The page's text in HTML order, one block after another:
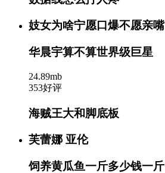
妓女为啥宁愿口爆不愿亲嘴
华晨宇算不算世界级巨星
24.89mb
353好评
海贼王大和脚底板
芙蕾娜 亚伦
饲养黄瓜鱼一斤多少钱一斤